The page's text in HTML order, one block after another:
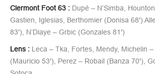
Clermont Foot 63 : Dupé – N’Simba,
Gastien, Iglesias, Berthomier (Donisa 68′)
83′), N’Diaye – Grbic (Gonzales 81′)
Lens : Leca – Tka, Fortes, Mendy, Michelin
(Mauricio 53′), Perez – Robail (Banza 70′),